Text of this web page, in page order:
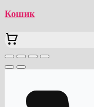
Кошик